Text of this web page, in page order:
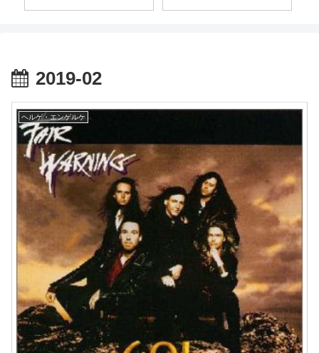
2019-02
ヘルゲ・エンゲルケ